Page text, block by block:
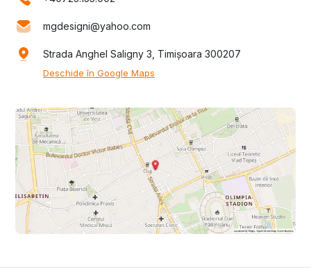
mgdesigni@yahoo.com
Strada Anghel Saligny 3, Timișoara 300207
Deschide în Google Maps